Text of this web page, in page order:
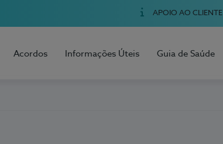
APOIO AO CLIENTE
Acordos Informações Úteis Guia de Saúde